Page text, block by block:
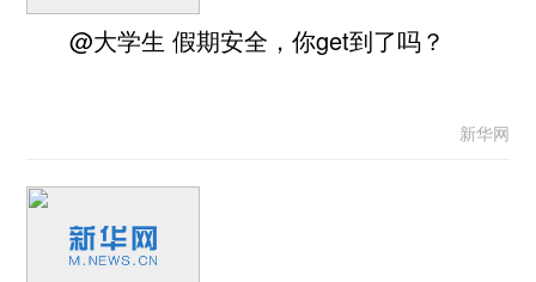
@大学生 假期安全，你get到了吗？
新华网